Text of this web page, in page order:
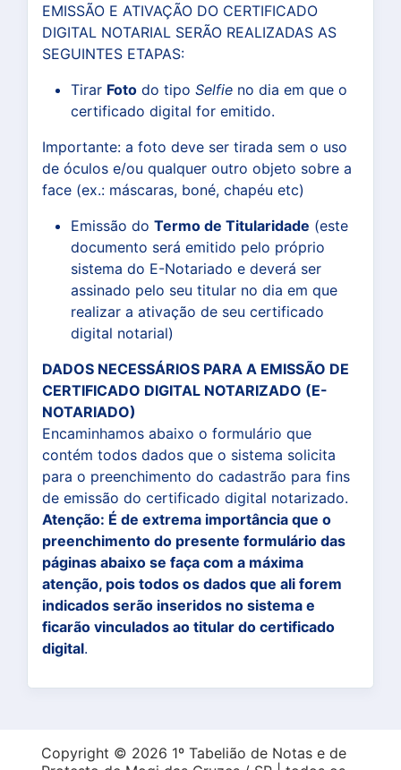
EMISSÃO E ATIVAÇÃO DO CERTIFICADO
DIGITAL NOTARIAL SERÃO REALIZADAS AS
SEGUINTES ETAPAS:
Tirar Foto do tipo Selfie no dia em que o
certificado digital for emitido.
Importante: a foto deve ser tirada sem o uso
de óculos e/ou qualquer outro objeto sobre a
face (ex.: máscaras, boné, chapéu etc)
Emissão do Termo de Titularidade (este
documento será emitido pelo próprio
sistema do E-Notariado e deverá ser
assinado pelo seu titular no dia em que
realizar a ativação de seu certificado
digital notarial)
DADOS NECESSÁRIOS PARA A EMISSÃO DE
CERTIFICADO DIGITAL NOTARIZADO (E-
NOTARIADO)
Encaminhamos abaixo o formulário que
contém todos dados que o sistema solicita
para o preenchimento do cadastrão para fins
de emissão do certificado digital notarizado.
Atenção: É de extrema importância que o
preenchimento do presente formulário das
páginas abaixo se faça com a máxima
atenção, pois todos os dados que ali forem
indicados serão inseridos no sistema e
ficarão vinculados ao titular do certificado
digital.
Copyright © 2026 1º Tabelião de Notas e de